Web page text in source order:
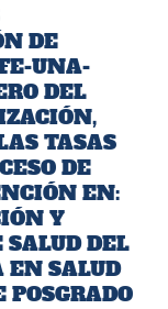
DE
UNA-
DEL
TASAS
DE
EN:
Y
SALUD DEL
EN SALUD